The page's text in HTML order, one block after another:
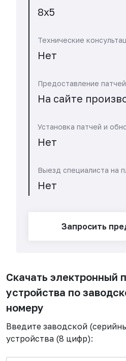
8x5
Технические
Нет
Предоставление
На сайте
Установка патчей и
Нет
Выезд специалиста на
Нет
замены неисправных
Нет
Профилактические
Нет
Запросить
Скачать электронный
устройства по
номеру
Введите заводской
устройства (8 цифр):